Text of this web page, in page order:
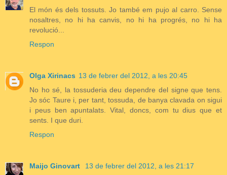
El món és dels tossuts. Jo també em pujo al carro. Sense
nosaltres, no hi ha canvis, no hi ha progrés, no hi ha
revolució...
Respon
Olga Xirinacs 13 de febrer del 2012, a les 20:45
No ho sé, la tossuderia deu dependre del signe que tens.
Jo sóc Taure i, per tant, tossuda, de banya clavada on sigui
i peus ben apuntalats. Vital, doncs, com tu dius que et
sents. I que duri.
Respon
Maijo Ginovart
13 de febrer del 2012, a les 21:17